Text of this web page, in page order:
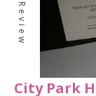
Review
City Park